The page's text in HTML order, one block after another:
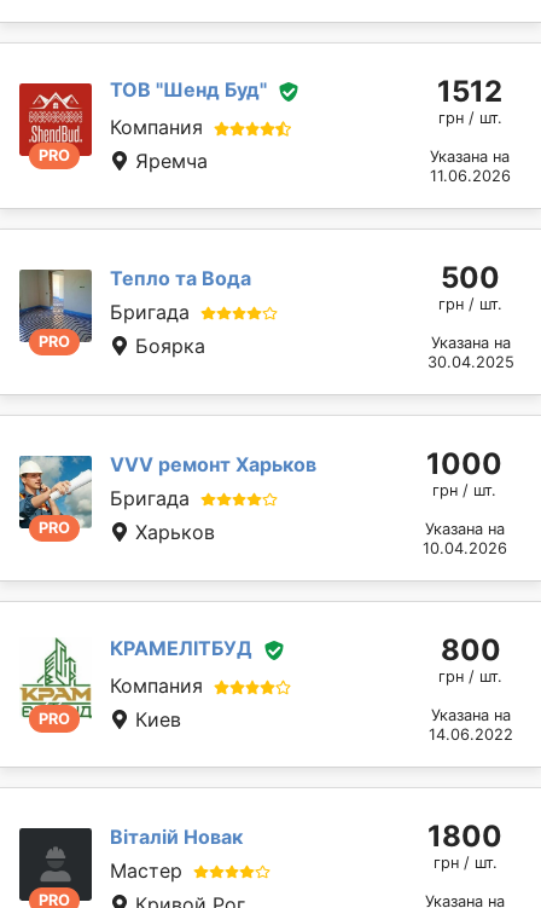
PRO
ТОВ "Шенд Буд"
Компания
Яремча
1512
грн / шт.
Указана на
11.06.2026
PRO
Тепло та Вода
Бригада
Боярка
500
грн / шт.
Указана на
30.04.2025
PRO
VVV ремонт Харьков
Бригада
Харьков
1000
грн / шт.
Указана на
10.04.2026
PRO
КРАМЕЛІТБУД
Компания
Киев
800
грн / шт.
Указана на
14.06.2022
PRO
Віталій Новак
Мастер
1800
грн / шт.
Указана на